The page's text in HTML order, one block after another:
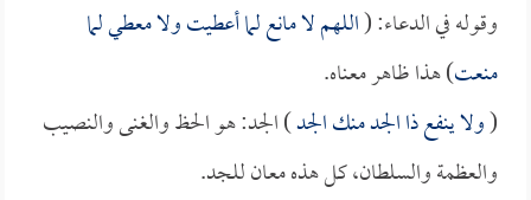
وقوله في الدعاء: (اللهم لا مانع لما أعطيت ولا معطي لما
منعت) هذا ظاهر معناه.
(ولا ينفع ذا الجد منك الجد) الجد: هو الحظ والغنى والنصيب
والعظمة والسلطان، كل هذه معان للجد.